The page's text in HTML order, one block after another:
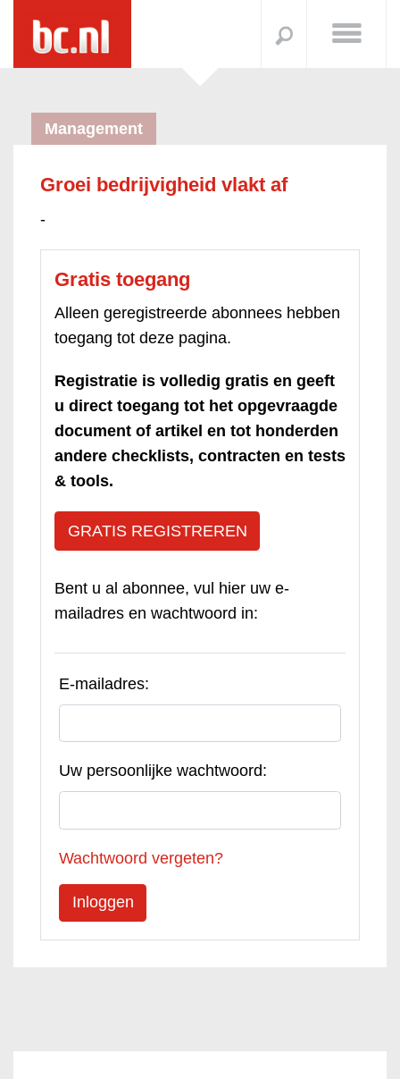
Management
Groei bedrijvigheid vlakt af
-
Gratis toegang
Alleen geregistreerde abonnees hebben
toegang tot deze pagina.
Registratie is volledig gratis en geeft
u direct toegang tot het opgevraagde
document of artikel en tot honderden
andere checklists, contracten en tests
& tools.
GRATIS REGISTREREN
Bent u al abonnee, vul hier uw e-
mailadres en wachtwoord in:
E-mailadres:
Uw persoonlijke wachtwoord:
Wachtwoord vergeten?